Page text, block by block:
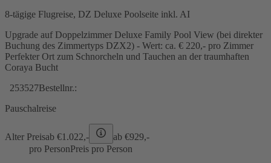
8-tägige Flugreise, DZ Deluxe Poolseite inkl. AI
Upgrade auf Doppelzimmer Deluxe Family Pool View (bei direkter
Buchung des Zimmertyps DZX2) - Wert: ca. € 220,- pro Zimmer
Perfekter Ort zum Schnorcheln und Tauchen an der traumhaften
Coraya Bucht
253527Bestellnr.:
Pauschalreise
Alter Preisab €1.022,- ab €929,-
pro PersonPreis pro Person